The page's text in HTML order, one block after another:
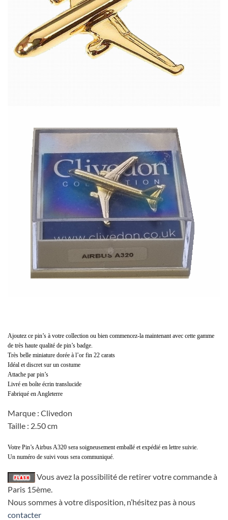
Ajoutez ce pin’s à votre collection ou bien commencez-la maintenant avec cette gamme
de très haute qualité de pin’s badge.
Très belle miniature dorée à l’or fin 22 carats
Idéal et discret sur un costume
Attache par pin’s
Livré en boîte écrin translucide
Fabriqué en Angleterre
Marque : Clivedon
Taille : 2.50 cm
Votre Pin’s Airbus A320 sera soigneusement emballé et expédié en lettre suivie.
Un numéro de suivi vous sera communiqué.
Vous avez la possibilité de retirer votre commande à
Paris 15ème.
Nous sommes à votre disposition, n’hésitez pas à nous
contacter